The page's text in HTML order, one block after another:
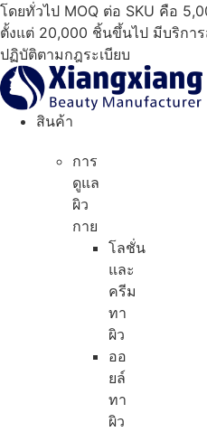
ข้าม
ไป
ที่
เนื้อหา
โดยทั่วไป MOQ ต่อ SKU คือ
ตั้งแต่ 20,000 ชิ้นขึ้นไป มีบริกา
ปฏิบัติตามกฎระเบียบ
สินค้า
การ
ดูแล
ผิว
กาย
โลชั่น
และ
ครีม
ทา
ผิว
ออ
ยล์
ทา
ผิว